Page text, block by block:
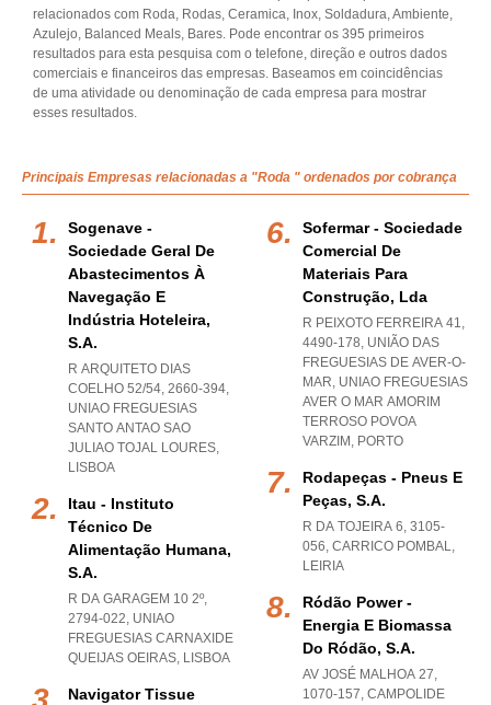
relacionados com Roda, Rodas, Ceramica, Inox, Soldadura, Ambiente,
Azulejo, Balanced Meals, Bares. Pode encontrar os 395 primeiros
resultados para esta pesquisa com o telefone, direção e outros dados
comerciais e financeiros das empresas. Baseamos em coincidências
de uma atividade ou denominação de cada empresa para mostrar
esses resultados.
Principais Empresas relacionadas a "Roda " ordenados por cobrança
Sogenave -
Sociedade Geral De
Abastecimentos À
Navegação E
Indústria Hoteleira,
S.a.
R ARQUITETO DIAS
COELHO 52/54, 2660-394,
UNIAO FREGUESIAS
SANTO ANTAO SAO
JULIAO TOJAL LOURES,
LISBOA
Itau - Instituto
Técnico De
Alimentação Humana,
S.a.
R DA GARAGEM 10 2º,
2794-022, UNIAO
FREGUESIAS CARNAXIDE
QUEIJAS OEIRAS, LISBOA
Navigator Tissue
Sofermar - Sociedade
Comercial De
Materiais Para
Construção, Lda
R PEIXOTO FERREIRA 41,
4490-178, UNIÃO DAS
FREGUESIAS DE AVER-O-
MAR, UNIAO FREGUESIAS
AVER O MAR AMORIM
TERROSO POVOA
VARZIM , PORTO
Rodapeças - Pneus E
Peças, S.a.
R DA TOJEIRA 6, 3105-
056, CARRICO POMBAL,
LEIRIA
Ródão Power -
Energia E Biomassa
Do Ródão, S.a.
AV JOSÉ MALHOA 27,
1070-157, CAMPOLIDE